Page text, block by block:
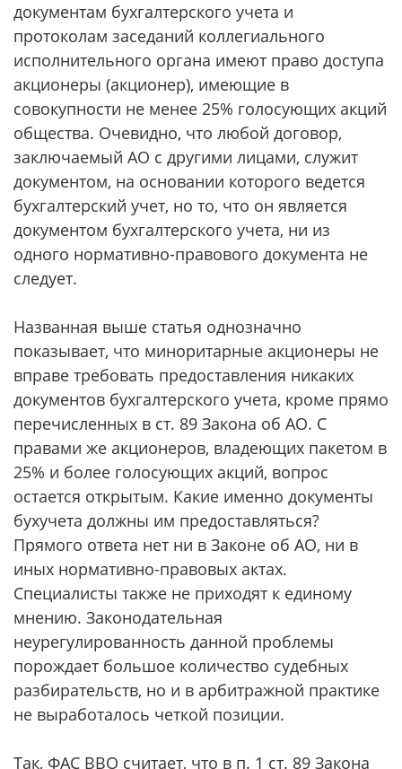
документам бухгалтерского учета и
протоколам заседаний коллегиального
исполнительного органа имеют право доступа
акционеры (акционер), имеющие в
совокупности не менее 25% голосующих акций
общества. Очевидно, что любой договор,
заключаемый АО с другими лицами, служит
документом, на основании которого ведется
бухгалтерский учет, но то, что он является
документом бухгалтерского учета, ни из
одного нормативно-правового документа не
следует.
Названная выше статья однозначно
показывает, что миноритарные акционеры не
вправе требовать предоставления никаких
документов бухгалтерского учета, кроме прямо
перечисленных в ст. 89 Закона об АО. С
правами же акционеров, владеющих пакетом в
25% и более голосующих акций, вопрос
остается открытым. Какие именно документы
бухучета должны им предоставляться?
Прямого ответа нет ни в Законе об АО, ни в
иных нормативно-правовых актах.
Специалисты также не приходят к единому
мнению. Законодательная
неурегулированность данной проблемы
порождает большое количество судебных
разбирательств, но и в арбитражной практике
не выработалось четкой позиции.
Так, ФАС ВВО считает, что в п. 1 ст. 89 Закона